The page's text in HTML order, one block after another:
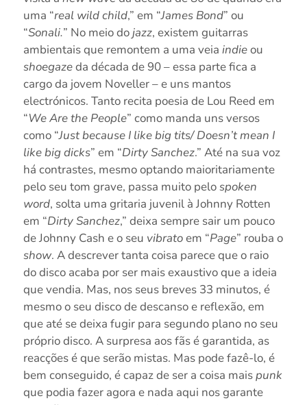
uma “real wild child,” em “James Bond” ou
“Sonali.” No meio dojazz, existem guitarras
ambientais que remontem a uma veia indieou
shoegazeda década de 90 – essa parte fica a
cargo da jovem Noveller – e uns mantos
electrónicos. Tanto recita poesia de Lou Reed em
“We Are the People” como manda uns versos
como “Just because I like big tits/ Doesn’t mean I
like big dicks” em “Dirty Sanchez.” Até na sua voz
há contrastes, mesmo optando maioritariamente
pelo seu tom grave, passa muito pelospoken
word, solta uma gritaria juvenil à Johnny Rotten
em “Dirty Sanchez,” deixa sempre sair um pouco
de Johnny Cash e o seu vibratoem “Page” rouba o
show. A descrever tanta coisa parece que o raio
do disco acaba por ser mais exaustivo que a ideia
que vendia. Mas, nos seus breves 33 minutos, é
mesmo o seu disco de descanso e reflexão, em
que até se deixa fugir para segundo plano no seu
próprio disco. A surpresa aos fãs é garantida, as
reacções é que serão mistas. Mas pode fazê-lo, é
bem conseguido, é capaz de ser a coisa maispunk
que podia fazer agora e nada aqui nos garante